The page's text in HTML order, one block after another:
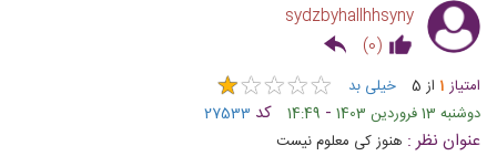
sydzbyhallhhsyny
(
0
)
امتیاز 1 از 5 خیلی بد ★★★★★
★★★★★
دوشنبه 13 فروردین 1403 -
14:49 کد 27533
عنوان نظر : هنوز کی معلوم نیست